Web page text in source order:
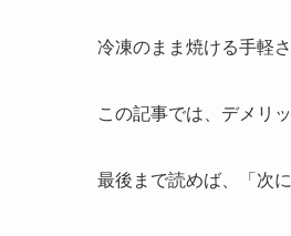
冷凍のまま焼ける手軽
この記事では、デメリ
最後まで読めば、「次